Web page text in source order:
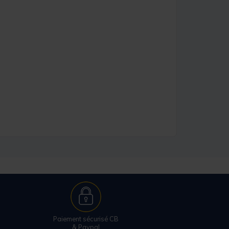
Paiement sécurisé CB
& Paypal